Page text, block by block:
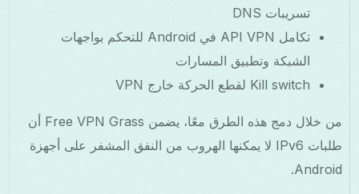
تسريبات DNS
تكامل API VPN في Android للتحكم بواجهات
الشبكة وتطبيق المسارات
Kill switch لقطع الحركة خارج VPN
من خلال دمج هذه الطرق معًا، يضمن Free VPN Grass أن
طلبات IPv6 لا يمكنها الهروب من النفق المشفر على أجهزة
Android.